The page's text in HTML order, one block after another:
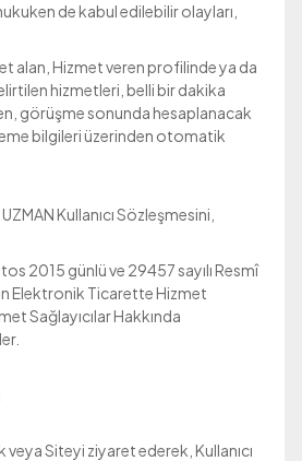
de kabul edilebilir olayları,
alan, Hizmet veren profilinde ya da
hizmetleri, belli bir dakika
görüşme sonunda hesaplanacak
bilgileri üzerinden otomatik
Kullanıcı Sözleşmesini,
2015 günlü ve 29457 sayılı Resmî
Elektronik Ticarette Hizmet
Sağlayıcılar Hakkında
Siteyi ziyaret ederek, Kullanıcı